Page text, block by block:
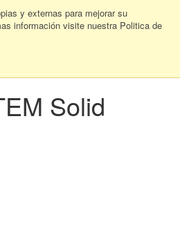
y externas para mejorar su
información visite nuestra Politica de
Solid